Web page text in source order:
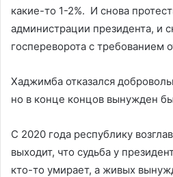
какие-то 1-2%. И снова
администрации президента, и
госпереворота с требованием
Хаджимба отказался
но в конце концов вынужден
С 2020 года республику
выходит, что судьба у
кто-то умирает, а живых